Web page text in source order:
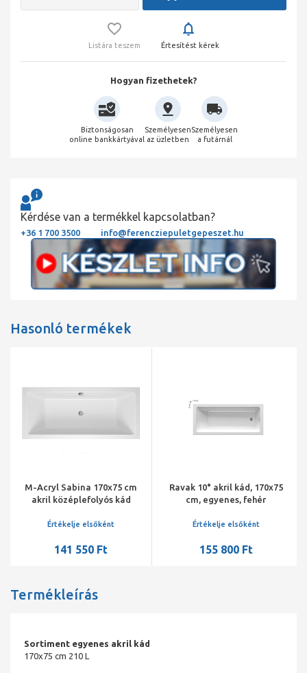
Listára teszem Értesítést kérek
Hogyan fizethetek?
Biztonságosan
online bankkártyával
Személyesen
az üzletben
Személyesen
a futárnál
Kérdése van a termékkel kapcsolatban?
+36 1 700 3500 info@ferencziepuletgepeszet.hu
Hasonló termékek
M-Acryl Sabina 170x75 cm
akril középlefolyós kád
szettel
Értékelje elsőként
141 550 Ft
Ravak 10° akril kád, 170x75
cm, egyenes, fehér
Értékelje elsőként
155 800 Ft
Termékleírás
Sortiment egyenes akril kád
170x75 cm 210 L